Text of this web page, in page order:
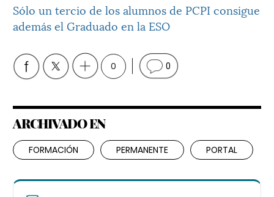
Sólo un tercio de los alumnos de PCPI consigue
además el Graduado en la ESO
0 0
ARCHIVADO EN
FORMACIÓN PERMANENTE PORTAL